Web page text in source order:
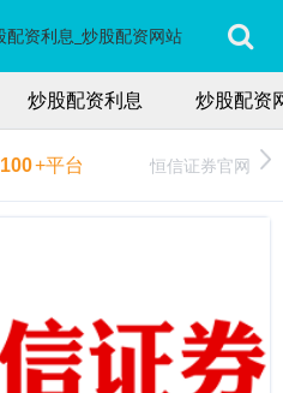
炒股配资利息 炒股配资
100+平台 恒信证券官网